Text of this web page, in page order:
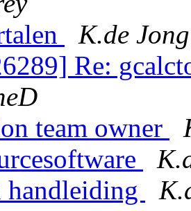
K.de Jong
Re:
team owner
handleiding